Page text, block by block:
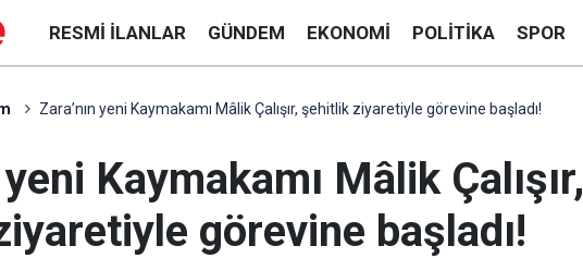
RESMI İLANLAR GÜNDEM EKONOMI POLITIKA SPOR
Zara’nın yeni Kaymakamı Mâlik Çalışır, şehitlik ziyaretiyle görevine başladı!
yeni Kaymakamı Mâlik Çalışır,
görevine başladı!